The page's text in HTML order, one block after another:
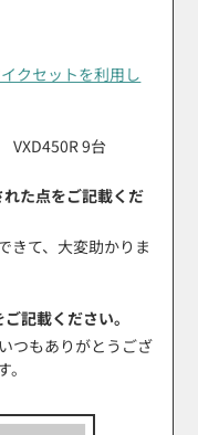
クセットを利用し
VXD450R 9台
た点をご記載くだ
きて、大変助かりま
記載ください。
つもありがとうござ